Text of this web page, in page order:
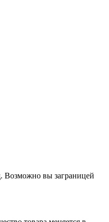
Возможно вы заграницей